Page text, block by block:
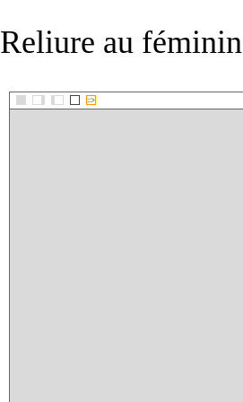
Reliure au féminin
::>